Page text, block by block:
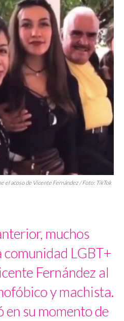
el acoso de Vicente Fernández / Foto: TikTok
muchos
comunidad LGBT+
Fernández al
y machista.
en su momento de